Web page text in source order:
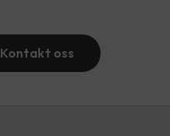
Kontakt oss